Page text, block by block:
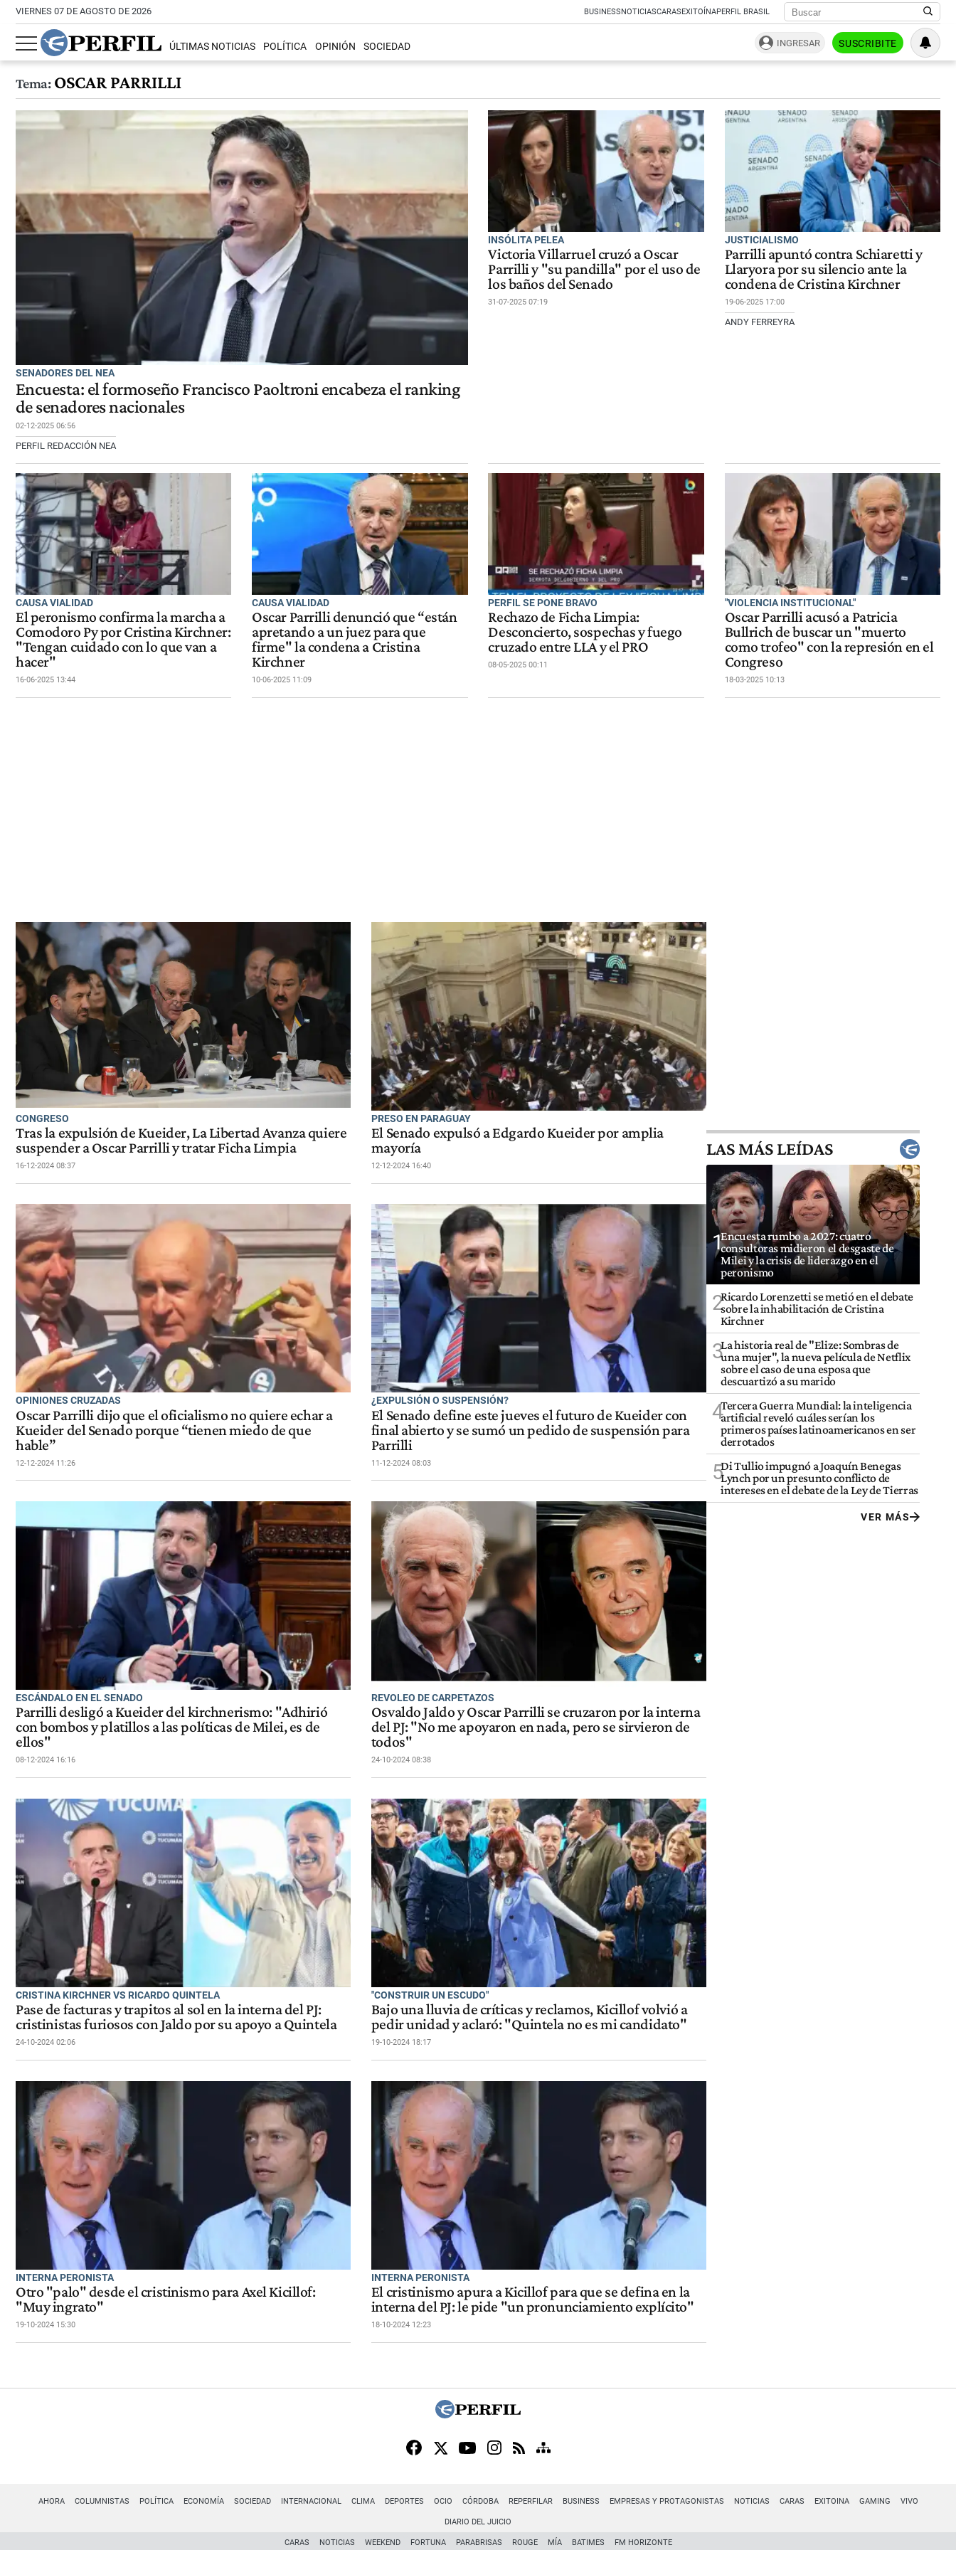
VIERNES 07 DE AGOSTO DE 2026 BUSINESSNOTICIASCARASEXITOÍNAPERFIL BRASIL
ÚLTIMAS NOTICIAS POLÍTICA OPINIÓN SOCIEDAD INGRESAR SUSCRIBITE
Tema:OSCAR PARRILLI
SENADORES DEL NEA
Encuesta: el formoseño Francisco Paoltroni encabeza el ranking
de senadores nacionales
02-12-2025 06:56
PERFIL REDACCIÓN NEA
INSÓLITA PELEA
Victoria Villarruel cruzó a Oscar
Parrilli y "su pandilla" por el uso de
los baños del Senado
31-07-2025 07:19
JUSTICIALISMO
Parrilli apuntó contra Schiaretti y
Llaryora por su silencio ante la
condena de Cristina Kirchner
19-06-2025 17:00
ANDY FERREYRA
CAUSA VIALIDAD
El peronismo confirma la marcha a
Comodoro Py por Cristina Kirchner:
"Tengan cuidado con lo que van a
hacer"
16-06-2025 13:44
CAUSA VIALIDAD
Oscar Parrilli denunció que “están
apretando a un juez para que
firme" la condena a Cristina
Kirchner
10-06-2025 11:09
PERFIL SE PONE BRAVO
Rechazo de Ficha Limpia:
Desconcierto, sospechas y fuego
cruzado entre LLA y el PRO
08-05-2025 00:11
"VIOLENCIA INSTITUCIONAL"
Oscar Parrilli acusó a Patricia
Bullrich de buscar un "muerto
como trofeo" con la represión en el
Congreso
18-03-2025 10:13
CONGRESO
Tras la expulsión de Kueider, La Libertad Avanza quiere
suspender a Oscar Parrilli y tratar Ficha Limpia
16-12-2024 08:37
PRESO EN PARAGUAY
El Senado expulsó a Edgardo Kueider por amplia
mayoría
12-12-2024 16:40
OPINIONES CRUZADAS
Oscar Parrilli dijo que el oficialismo no quiere echar a
Kueider del Senado porque “tienen miedo de que
hable”
12-12-2024 11:26
¿EXPULSIÓN O SUSPENSIÓN?
El Senado define este jueves el futuro de Kueider con
final abierto y se sumó un pedido de suspensión para
Parrilli
11-12-2024 08:03
ESCÁNDALO EN EL SENADO
Parrilli desligó a Kueider del kirchnerismo: "Adhirió
con bombos y platillos a las políticas de Milei, es de
ellos"
08-12-2024 16:16
REVOLEO DE CARPETAZOS
Osvaldo Jaldo y Oscar Parrilli se cruzaron por la interna
del PJ: "No me apoyaron en nada, pero se sirvieron de
todos"
24-10-2024 08:38
CRISTINA KIRCHNER VS RICARDO QUINTELA
Pase de facturas y trapitos al sol en la interna del PJ:
cristinistas furiosos con Jaldo por su apoyo a Quintela
24-10-2024 02:06
"CONSTRUIR UN ESCUDO"
Bajo una lluvia de críticas y reclamos, Kicillof volvió a
pedir unidad y aclaró: "Quintela no es mi candidato"
19-10-2024 18:17
INTERNA PERONISTA
Otro "palo" desde el cristinismo para Axel Kicillof:
"Muy ingrato"
19-10-2024 15:30
INTERNA PERONISTA
El cristinismo apura a Kicillof para que se defina en la
interna del PJ: le pide "un pronunciamiento explícito"
18-10-2024 12:23
LAS MÁS LEÍDAS
1Encuesta rumbo a 2027: cuatro
consultoras midieron el desgaste de
Milei y la crisis de liderazgo en el
peronismo
2Ricardo Lorenzetti se metió en el debate
sobre la inhabilitación de Cristina
Kirchner
3La historia real de "Elize: Sombras de
una mujer", la nueva película de Netflix
sobre el caso de una esposa que
descuartizó a su marido
4Tercera Guerra Mundial: la inteligencia
artificial reveló cuáles serían los
primeros países latinoamericanos en ser
derrotados
5Di Tullio impugnó a Joaquín Benegas
Lynch por un presunto conflicto de
intereses en el debate de la Ley de Tierras
VER MÁS
AHORA COLUMNISTAS POLÍTICA ECONOMÍA SOCIEDAD INTERNACIONAL CLIMA DEPORTES OCIO CÓRDOBA REPERFILAR BUSINESS EMPRESAS Y PROTAGONISTAS NOTICIAS CARAS EXITOINA GAMING VIVO
DIARIO DEL JUICIO
CARAS NOTICIAS WEEKEND FORTUNA PARABRISAS ROUGE MÍA BATIMES FM HORIZONTE